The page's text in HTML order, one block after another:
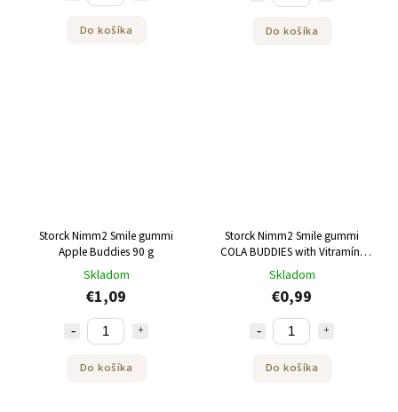
Do košíka Do košíka
Storck Nimm2 Smile gummi
Apple Buddies 90 g
Skladom
€1,09
Do košíka
Storck Nimm2 Smile gummi
COLA BUDDIES with Vitramíns
90g
Skladom
€0,99
Do košíka